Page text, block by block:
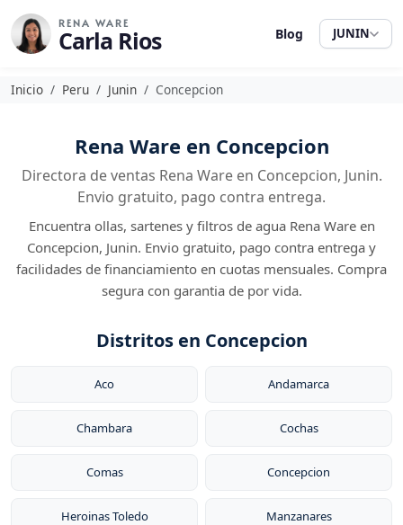
RENA WARE
Carla Rios Blog JUNIN
Inicio Peru Junin Concepcion
Rena Ware en Concepcion
Directora de ventas Rena Ware en Concepcion, Junin.
Envio gratuito, pago contra entrega.
Encuentra ollas, sartenes y filtros de agua Rena Ware en
Concepcion, Junin. Envio gratuito, pago contra entrega y
facilidades de financiamiento en cuotas mensuales. Compra
segura con garantia de por vida.
Distritos en Concepcion
Aco Andamarca
Chambara Cochas
Comas Concepcion
Heroinas Toledo Manzanares